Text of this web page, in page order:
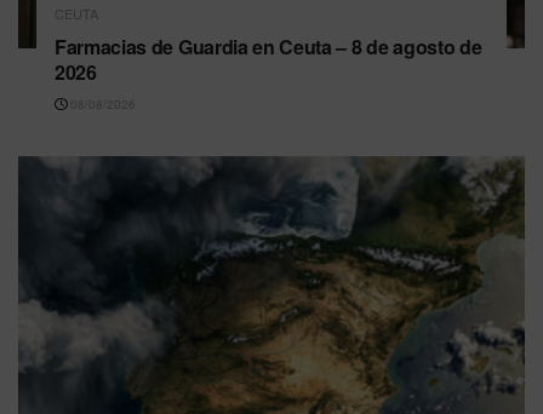
CEUTA
Farmacias de Guardia en Ceuta – 8 de agosto de
2026
08/08/2026